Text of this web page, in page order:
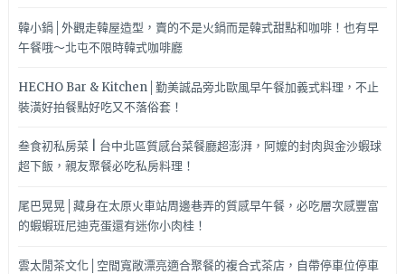
韓小鍋│外觀走韓屋造型，賣的不是火鍋而是韓式甜點和咖啡！也有早
午餐哦～北屯不限時韓式咖啡廳
HECHO Bar & Kitchen│勤美誠品旁北歐風早午餐加義式料理，不止
裝潢好拍餐點好吃又不落俗套！
叁食初私房菜 | 台中北區質感台菜餐廳超澎湃，阿嬤的封肉與金沙蝦球
超下飯，親友聚餐必吃私房料理！
尾巴晃晃│藏身在太原火車站周邊巷弄的質感早午餐，必吃層次感豐富
的蝦蝦班尼迪克蛋還有迷你小肉桂！
雲太閒茶文化│空間寬敞漂亮適合聚餐的複合式茶店，自帶停車位停車